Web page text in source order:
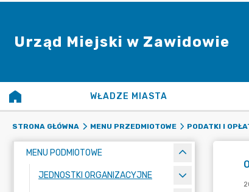
Urząd Miejski w Zawidowie
WŁADZE MIASTA
STRONA GŁÓWNA MENU PRZEDMIOTOWE PODATKI I
MENU PODMIOTOWE
JEDNOSTKI ORGANIZACYJNE